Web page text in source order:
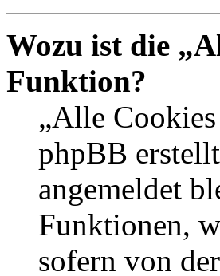
Wozu ist die
Funktion?
„Alle
phpBB
angemeldet
Funktionen,
sofern von